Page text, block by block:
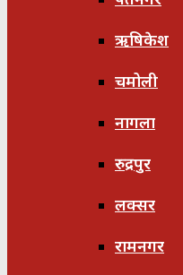
ऋषिकेश
चमोली
नागला
रुद्रपुर
लक्सर
रामनगर